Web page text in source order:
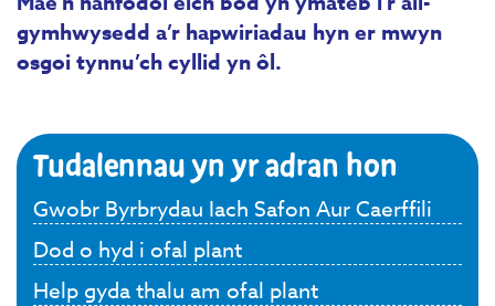
gymhwysedd a’r hapwiriadau hyn er mwyn
osgoi tynnu’ch cyllid yn ôl.
Tudalennau yn yr adran hon
Gwobr Byrbrydau Iach Safon Aur Caerffili
Dod o hyd i ofal plant
Help gyda thalu am ofal plant